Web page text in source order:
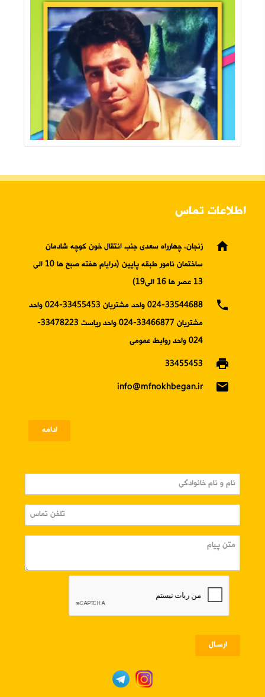
اطلاعات تماس
home
زنجان، چهارراه سعدی جنب انتقال خون کوچه شادمان
ساختمان نامور طبقه پایین (درایام هفته صبح ها 10 الی
13 عصر ها 16 الی19)
phone
024-33544688 واحد مشتریان 33455453-024 واحد
مشتریان 33466877-024 واحد ریاست 33478223-
024 واحد روابط عمومی
print
33455453
email
info@mfnokhbegan.ir
ادامه
ارسـال